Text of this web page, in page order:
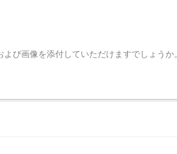
び画像を添付していただけますでしょうか